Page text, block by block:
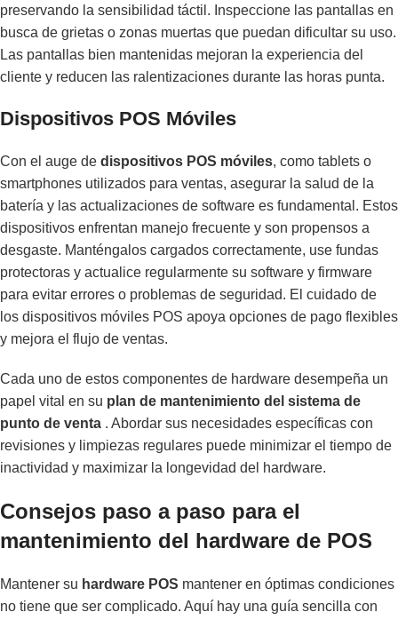
preservando la sensibilidad táctil. Inspeccione las pantallas en
busca de grietas o zonas muertas que puedan dificultar su uso.
Las pantallas bien mantenidas mejoran la experiencia del
cliente y reducen las ralentizaciones durante las horas punta.
Dispositivos POS Móviles
Con el auge de dispositivos POS móviles, como tablets o
smartphones utilizados para ventas, asegurar la salud de la
batería y las actualizaciones de software es fundamental. Estos
dispositivos enfrentan manejo frecuente y son propensos a
desgaste. Manténgalos cargados correctamente, use fundas
protectoras y actualice regularmente su software y firmware
para evitar errores o problemas de seguridad. El cuidado de
los dispositivos móviles POS apoya opciones de pago flexibles
y mejora el flujo de ventas.
Cada uno de estos componentes de hardware desempeña un
papel vital en su plan de mantenimiento del sistema de
punto de venta . Abordar sus necesidades específicas con
revisiones y limpiezas regulares puede minimizar el tiempo de
inactividad y maximizar la longevidad del hardware.
Consejos paso a paso para el
mantenimiento del hardware de POS
Mantener su hardware POS mantener en óptimas condiciones
no tiene que ser complicado. Aquí hay una guía sencilla con